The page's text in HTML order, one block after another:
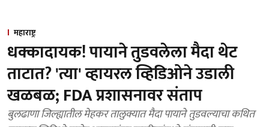
महाराष्ट्र
धक्कादायक! पायाने तुडवलेला मैदा थेट
ताटात? 'त्या' व्हायरल व्हिडिओने उडाली
खळबळ; FDA प्रशासनावर संताप
बुलढाणा जिल्ह्यातील मेहकर तालुक्यात मैदा पायाने तुडवल्याचा कथित